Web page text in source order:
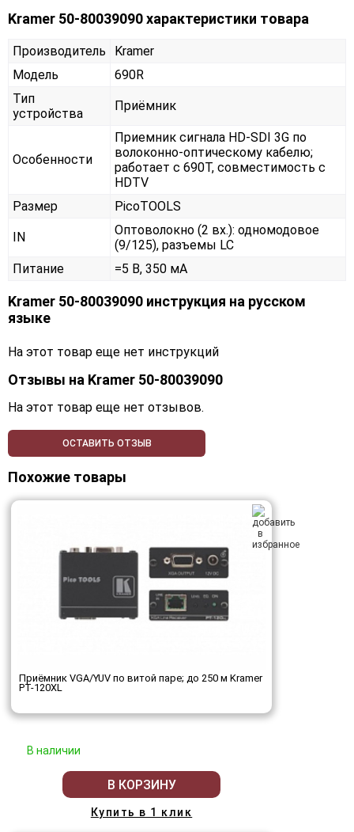
Kramer 50-80039090 характеристики товара
Производитель
Kramer
Модель
690R
Тип
устройства
Приёмник
Особенности
Приемник сигнала HD-SDI 3G по
волоконно-оптическому кабелю;
работает с 690T, совместимость с
HDTV
Размер
PicoTOOLS
IN
Оптоволокно (2 вх.): одномодовое
(9/125), разъемы LC
Питание
=5 В, 350 мА
Kramer 50-80039090 инструкция на русском
языке
На этот товар еще нет инструкций
Отзывы на Kramer 50-80039090
На этот товар еще нет отзывов.
ОСТАВИТЬ ОТЗЫВ
Похожие товары
Приёмник VGA/YUV по витой паре; до 250 м Kramer
PT-120XL
В наличии
В КОРЗИНУ
Купить в 1 клик